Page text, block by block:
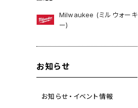
Milwaukee (ミルウォーキ
ー)
お知らせ
お知らせ・イベント情報